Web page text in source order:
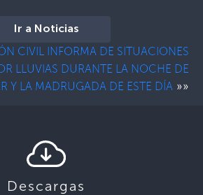
Ir a Noticias
CIVIL INFORMA DE SITUACIONES
LLUVIAS DURANTE LA NOCHE DE
Y LA MADRUGADA DE ESTE DÍA »»
Descargas